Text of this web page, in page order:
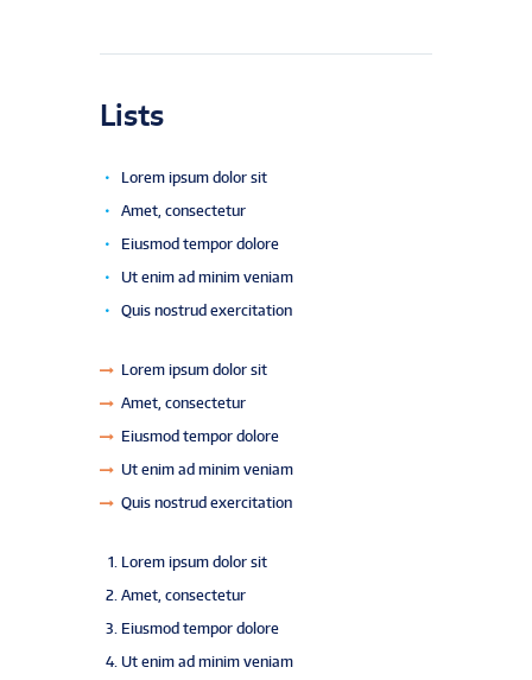
Lists
Lorem ipsum dolor sit
Amet, consectetur
Eiusmod tempor dolore
Ut enim ad minim veniam
Quis nostrud exercitation
Lorem ipsum dolor sit
Amet, consectetur
Eiusmod tempor dolore
Ut enim ad minim veniam
Quis nostrud exercitation
Lorem ipsum dolor sit
Amet, consectetur
Eiusmod tempor dolore
Ut enim ad minim veniam